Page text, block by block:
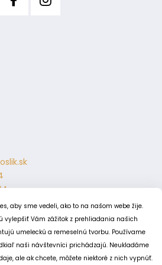
aby sme vedeli, ako to na našom webe žije.
vylepšiť Vám zážitok z prehliadania našich
umeleckú a remeselnú tvorbu. Používame
naši návštevníci prichádzajú. Neukladáme
ale ak chcete, môžete niektoré z nich vypnúť.